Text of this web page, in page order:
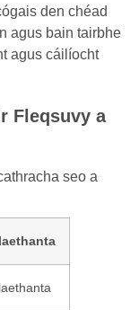
den chéad
agus bain tairbhe
agus cáilíocht
Fleqsuvy a
seo a